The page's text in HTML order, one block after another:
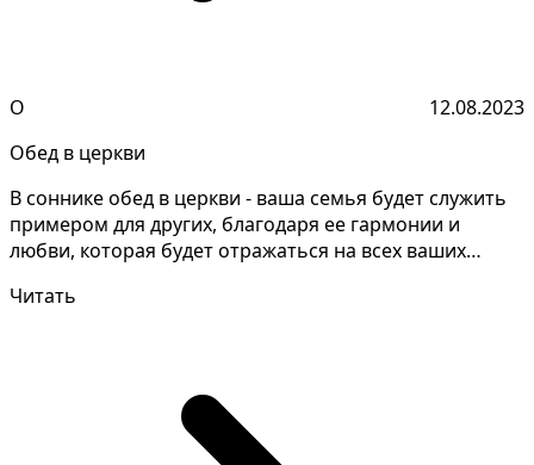
О
12.08.2023
Обед в церкви
В соннике обед в церкви - ваша семья будет служить
примером для других, благодаря ее гармонии и
любви, которая будет отражаться на всех ваших
Читать